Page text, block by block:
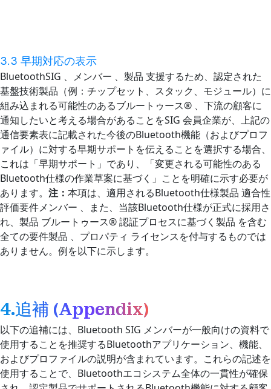
3.3 早期対応の表示
BluetoothSIG 、メンバー 、製品 支援するため、認定された
基盤技術製品（例：チップセット、スタック、モジュール）に
組み込まれる可能性のあるブルートゥース® 、下流の顧客に
通知したいと考える場合があることをSIG 会員企業が、上記の
通信要素表に記載された今後のBluetooth機能（およびプロフ
ァイル）に対する早期サポートを伝えることを選択する場合、
これは「早期サポート」であり、「変更される可能性のある
Bluetooth仕様の作業草案に基づく」ことを明確に示す必要が
あります。 注： 本項は、適用されるBluetooth仕様製品 適合性
評価要件メンバー 、また、当該Bluetooth仕様が正式に採用さ
れ、製品 ブルートゥース® 認証プロセスに基づく製品 を含む
全ての要件製品 、プロパティ ライセンスを付与するものでは
ありません。例を以下に示します。
4.追補 (Appendix)
以下の追補には、Bluetooth SIG メンバーが一般向けの資料で
使用することを推奨するBluetoothアプリケーション、機能、
およびプロファイルの説明が含まれています。これらの記述を
使用することで、Bluetoothエコシステム全体の一貫性が確保